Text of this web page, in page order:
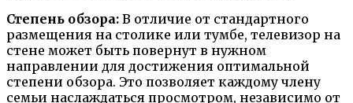
Степень обзора: В отличие от стандартного
размещения на столике или тумбе, телевизор на
стене может быть повернут в нужном
направлении для достижения оптимальной
степени обзора. Это позволяет каждому члену
семьи наслаждаться просмотром, независимо от